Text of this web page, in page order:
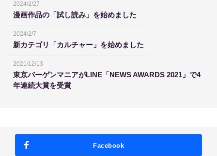
2024/2/27
漫画作品の「試し読み」を始めました
2024/2/7
新カテゴリ「カルチャー」を始めました
2021/12/13
東京バーゲンマニアがLINE「NEWS AWARDS 2021」で4
年連続大賞を受賞
Facebook